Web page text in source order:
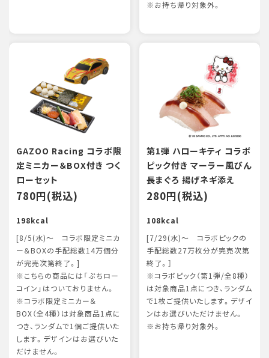
※お持ち帰り対象外。
GAZOO Racing コラボ限
定ミニカー＆BOX付き つく
ローセット
780円(税込)
198kcal
[8/5(水)～ コラボ限定ミニカ
ー＆BOXの手配総数14万個分
が完売次第終了。]
※こちらの商品には「ぷちロー
コイン」はついておりません。
※コラボ限定ミニカー＆
BOX（全4種）は対象商品1点に
つき、ランダムで1個ご提供いた
します。デザインはお選びいた
だけません。
第1弾 ハローキティ コラボ
ピック付き マーラー風びん
長まぐろ 揚げネギ添え
280円(税込)
108kcal
[7/29(水)～ コラボピックの
手配総数27万枚分が完売次第
終了。］
※コラボピック（第1弾/全8種）
は対象商品1点につき、ランダム
で1枚ご提供いたします。デザイ
ンはお選びいただけません。
※お持ち帰り対象外。